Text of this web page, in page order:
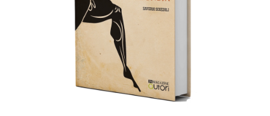
AGGIUNGI AL CARRELLO